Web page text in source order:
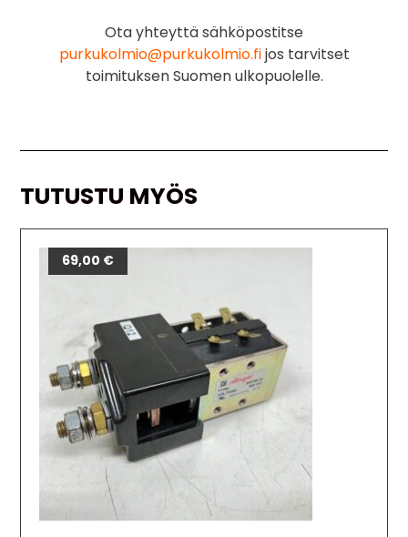
Ota yhteyttä sähköpostitse
purkukolmio@purkukolmio.fijos tarvitset
toimituksen Suomen ulkopuolelle.
TUTUSTU MYÖS
69,00 €